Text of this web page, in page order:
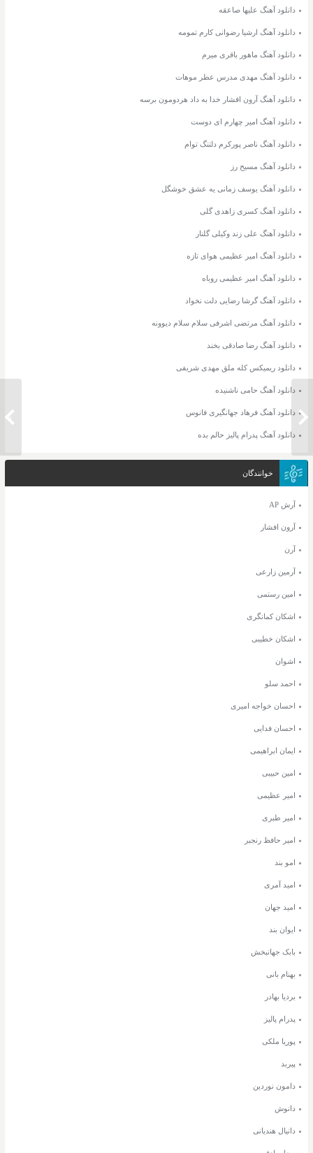
دانلود مداحی مرتضی جعفرزاده حسین جان
دانلود آهنگ علیها صاعقه
دانلود آهنگ ارشیا رضوانی کارم تمومه
دانلود آهنگ ماهور باقری میرم
دانلود آهنگ مهدی مدرس عطر موهات
دانلود آهنگ آرون افشار خدا به داد هردومون برسه
دانلود آهنگ امیر چهارم ای دوست
دانلود آهنگ ناصر پورکرم دلتنگ توام
دانلود آهنگ مسیح رز
دانلود آهنگ یوسف زمانی یه عشق خوشگل
دانلود آهنگ کسری زاهدی گلی
دانلود آهنگ علی زند وکیلی گلنار
دانلود آهنگ امیر عظیمی هوای تازه
دانلود آهنگ امیر عظیمی روباه
دانلود آهنگ گرشا رضایی دلت نخواد
دانلود آهنگ مرتضی اشرفی سلام سلام دیوونه
دانلود آهنگ رضا صادقی بخند
دانلود ریمیکس کله ملق مهدی شریفی
دانلود آهنگ حامی ناشنیده
دانلود آهنگ فرهاد جهانگیری فانوس
دانلود آهنگ پدرام پالیز حالم بده
خوانندگان
آرش AP
آرون افشار
آرن
آرمین زارعی
امین رستمی
اشکان کمانگری
اشکان خطیبی
اشوان
احمد سلو
احسان خواجه امیری
احسان فدایی
ایمان ابراهیمی
امین حبیبی
امیر عظیمی
امیر طبری
امیر حافظ رنجبر
امو بند
امید آمری
امید جهان
ایوان بند
بابک جهانبخش
بهنام بانی
بردیا بهادر
پدرام پالیز
پوریا ملکی
پیربد
دامون نوردین
دانوش
دانیال هندیانی